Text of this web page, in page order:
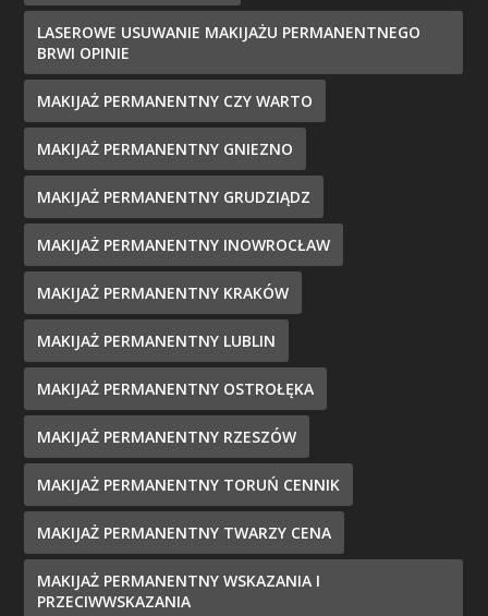
LASEROWE USUWANIE MAKIJAŻU PERMANENTNEGO
BRWI OPINIE
MAKIJAŻ PERMANENTNY CZY WARTO
MAKIJAŻ PERMANENTNY GNIEZNO
MAKIJAŻ PERMANENTNY GRUDZIĄDZ
MAKIJAŻ PERMANENTNY INOWROCŁAW
MAKIJAŻ PERMANENTNY KRAKÓW
MAKIJAŻ PERMANENTNY LUBLIN
MAKIJAŻ PERMANENTNY OSTROŁĘKA
MAKIJAŻ PERMANENTNY RZESZÓW
MAKIJAŻ PERMANENTNY TORUŃ CENNIK
MAKIJAŻ PERMANENTNY TWARZY CENA
MAKIJAŻ PERMANENTNY WSKAZANIA I
PRZECIWWSKAZANIA